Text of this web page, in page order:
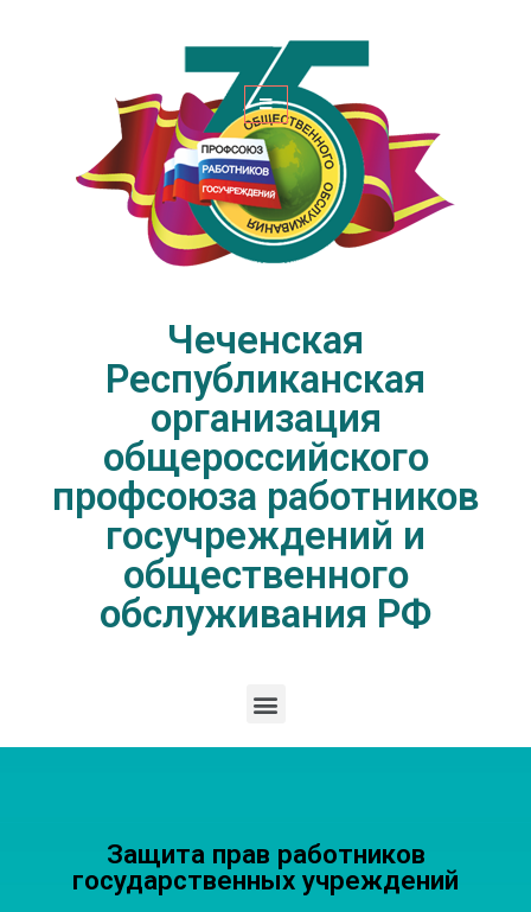
Чеченская Республиканская
организация общероссийского
профсоюза работников
госучреждений и общественного
обслуживания РФ
Чеченская
Республиканская
организация
общероссийского
профсоюза работников
госучреждений и
общественного
обслуживания РФ
Защита прав работников
государственных учреждений